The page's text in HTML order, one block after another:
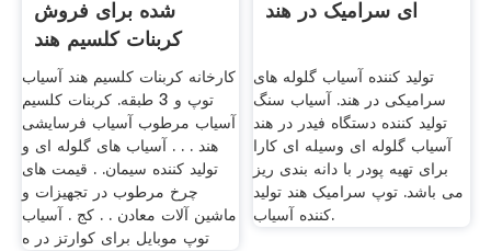
شده برای فروش
کربنات کلسیم هند
کارخانه کربنات کلسیم هند آسیاب
توپ و 3 طبقه. کربنات کلسیم
آسیاب مرطوب آسیاب فرسایشی
هند . . . آسیاب های گلوله ای و
تولید کننده سیمان. . قیمت های
چرخ مرطوب در تجهیزات و
ماشین آلات معادن . . کج . آسیاب
توپ موبایل برای کوارتز در ه
ای سرامیک در هند
تولید کننده آسیاب گلوله های
سرامیکی در هند. آسیاب سنگ
تولید کننده دستگاه فیدر در هند
آسیاب گلوله ای وسیله ای کارا
برای تهیه پودر با دانه بندی ریز
می باشد. توپ سرامیک هند تولید
کننده آسیاب.